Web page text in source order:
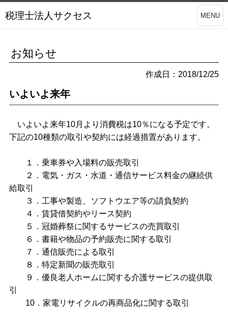
税理士法人サクセス MENU
お知らせ
作成日：2018/12/25
いよいよ来年
いよいよ来年10月より消費税は10％になる予定です。
下記の10種類の取引や契約には経過措置があります。
１．乗車券や入場料の販売取引
２．電気・ガス・水道・通信サービス料金の継続供
給取引
３．工事や製造、ソフトウエア等の請負契約
４．賃貸借契約やリース契約
５．冠婚葬祭に関するサービスの売買取引
６．書籍や物品の予約販売に関する取引
７．通信販売による取引
８．特定新聞の販売取引
９．優良老人ホームに関する介護サービスの提供取
引
10 ．家電リサイクルの再商品化に関する取引